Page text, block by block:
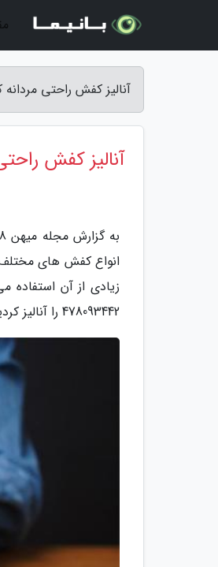
آنالیز کفش راحتی
آنالیز کفش
انواع کفش های
زیادی از آن
478093442 را آنالیز کردیم. با ما همراه شوید.